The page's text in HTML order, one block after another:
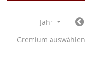
Jahr
Gremium auswählen